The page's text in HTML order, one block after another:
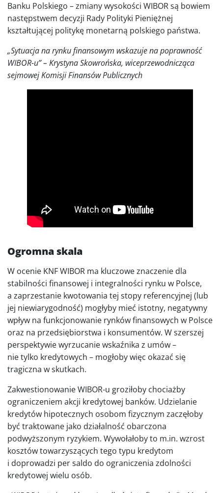
Banku Polskiego – zmiany wysokości WIBOR są bowiem
następstwem decyzji Rady Polityki Pieniężnej
kształtującej politykę monetarną polskiego państwa.
„Sytuacja na rynku finansowym wskazuje na poprawność
WIBOR-u” – Krystyna Skowrońska, wiceprzewodnicząca
sejmowej Komisji Finansów Publicznych
Ogromna skala
W ocenie KNF WIBOR ma kluczowe znaczenie dla
stabilności finansowej i integralności rynku w Polsce,
a zaprzestanie kwotowania tej stopy referencyjnej (lub
jej niewiarygodność) mogłyby mieć istotny, negatywny
wpływ na funkcjonowanie rynków finansowych w Polsce
oraz na przedsiębiorstwa i konsumentów. W szerszej
perspektywie wyrzucanie wskaźnika z umów –
nie tylko kredytowych – mogłoby więc okazać się
tragiczna w skutkach.
Zakwestionowanie WIBOR-u groziłoby chociażby
ograniczeniem akcji kredytowej banków. Udzielanie
kredytów hipotecznych osobom fizycznym zaczęłoby
być traktowane jako działalność obarczona
podwyższonym ryzykiem. Wywołałoby to m.in. wzrost
kosztów towarzyszących tego typu kredytom
i doprowadzi per saldo do ograniczenia zdolności
kredytowej wielu osób.